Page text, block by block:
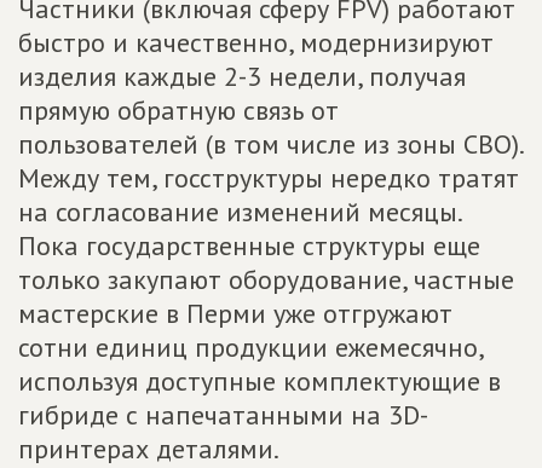
Частники (включая сферу FPV) работают
быстро и качественно, модернизируют
изделия каждые 2-3 недели, получая
прямую обратную связь от
пользователей (в том числе из зоны СВО).
Между тем, госструктуры нередко тратят
на согласование изменений месяцы.
Пока государственные структуры еще
только закупают оборудование, частные
мастерские в Перми уже отгружают
сотни единиц продукции ежемесячно,
используя доступные комплектующие в
гибриде с напечатанными на 3D-
принтерах деталями.